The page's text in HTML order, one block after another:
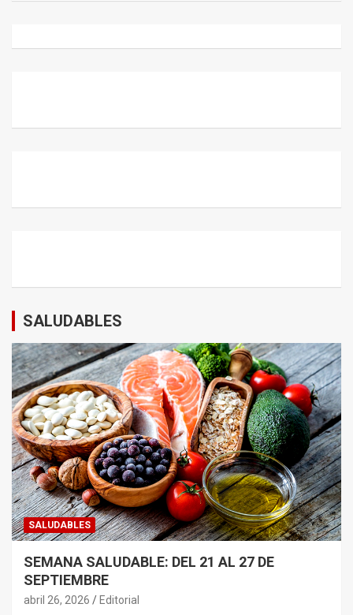
SALUDABLES
SALUDABLES
SEMANA SALUDABLE: DEL 21 AL 27 DE
SEPTIEMBRE
abril 26, 2026 Editorial